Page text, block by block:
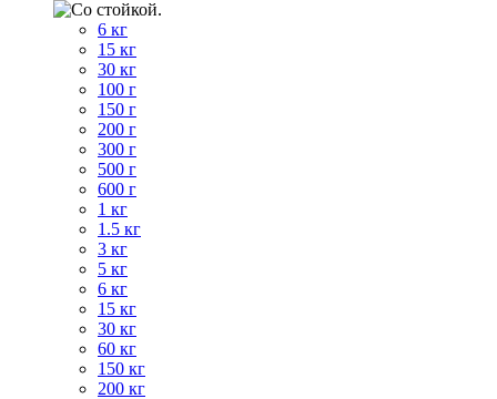
6 кг
15 кг
30 кг
100 г
150 г
200 г
300 г
500 г
600 г
1 кг
1.5 кг
3 кг
5 кг
6 кг
15 кг
30 кг
60 кг
150 кг
200 кг